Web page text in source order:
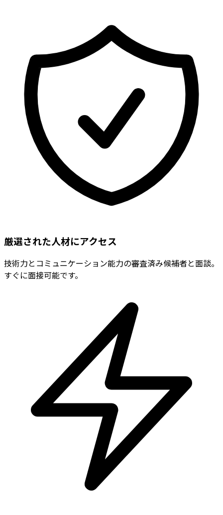
厳選された人材にアクセス
技術力とコミュニケーション能力の審査済み候補者と面談。
すぐに面接可能です。